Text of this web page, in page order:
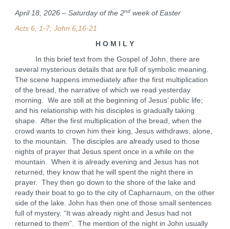
April 18, 2026 – Saturday of the 2ndweek of Easter
Acts 6, 1-7; John 6,16-21
H O M I L Y
In this brief text from the Gospel of John, there are
several mysterious details that are full of symbolic meaning.
The scene happens immediately after the first multiplication
of the bread, the narrative of which we read yesterday
morning. We are still at the beginning of Jesus’ public life;
and his relationship with his disciples is gradually taking
shape. After the first multiplication of the bread, when the
crowd wants to crown him their king, Jesus withdraws, alone,
to the mountain. The disciples are already used to those
nights of prayer that Jesus spent once in a while on the
mountain. When it is already evening and Jesus has not
returned, they know that he will spent the night there in
prayer. They then go down to the shore of the lake and
ready their boat to go to the city of Capharnaum, on the other
side of the lake. John has then one of those small sentences
full of mystery. “It was already night and Jesus had not
returned to them”. The mention of the night in John usually